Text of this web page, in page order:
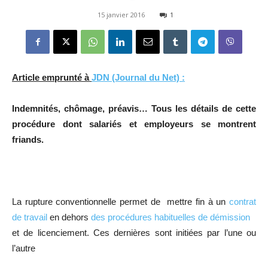
15 janvier 2016 1
Article emprunté àJDN (Journal du Net) :
Indemnités, chômage, préavis… Tous les détails de cette
procédure dont salariés et employeurs se montrent
friands.
La rupture conventionnelle permet de mettre fin à un contrat
de travail en dehors des procédures habituelles de démission
et de licenciement. Ces dernières sont initiées par l’une ou
l’autre